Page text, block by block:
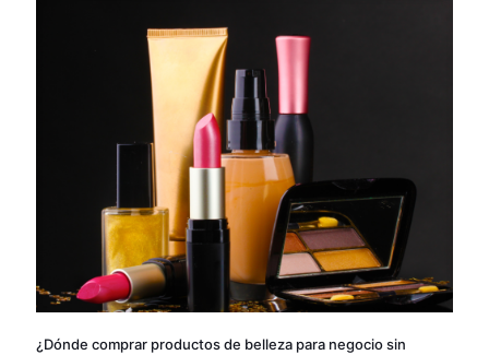
¿Dónde comprar productos de belleza para negocio sin